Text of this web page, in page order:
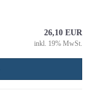
26,10 EUR
inkl. 19% MwSt.